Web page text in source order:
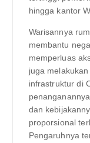
hingga kantor
Warisannya
membantu
memperluas
juga
infrastruktur di
dan
proporsional
Pengaruhnya